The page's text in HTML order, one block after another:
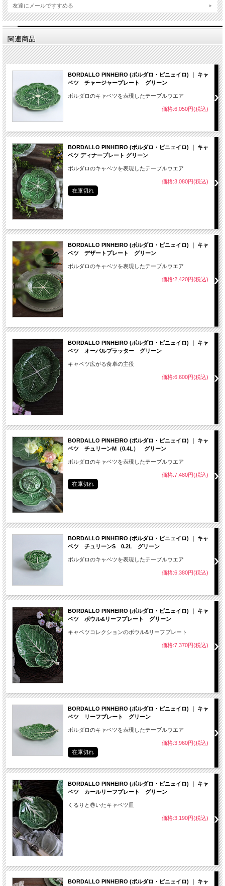
友達にメールですすめる
関連商品
BORDALLO PINHEIRO (ボルダロ・ピニェイロ) ｜ キャ
ベツ チャージャープレート グリーン
ボルダロのキャベツを表現したテーブルウエア
価格:6,050円(税込)
BORDALLO PINHEIRO (ボルダロ・ピニェイロ) ｜ キャ
ベツ ディナープレート グリーン
ボルダロのキャベツを表現したテーブルウエア
価格:3,080円(税込)
在庫切れ
BORDALLO PINHEIRO (ボルダロ・ピニェイロ) ｜ キャ
ベツ デザートプレート グリーン
ボルダロのキャベツを表現したテーブルウエア
価格:2,420円(税込)
BORDALLO PINHEIRO (ボルダロ・ピニェイロ) ｜ キャ
ベツ オーバルプラッター グリーン
キャベツ広がる食卓の主役
価格:6,600円(税込)
BORDALLO PINHEIRO (ボルダロ・ピニェイロ) ｜ キャ
ベツ チュリーンM（0.4L） グリーン
ボルダロのキャベツを表現したテーブルウエア
価格:7,480円(税込)
在庫切れ
BORDALLO PINHEIRO (ボルダロ・ピニェイロ) ｜ キャ
ベツ チュリーンS 0.2L グリーン
ボルダロのキャベツを表現したテーブルウエア
価格:6,380円(税込)
BORDALLO PINHEIRO (ボルダロ・ピニェイロ) ｜ キャ
ベツ ボウル&リーフプレート グリーン
キャベツコレクションのボウル&リーフプレート
価格:7,370円(税込)
BORDALLO PINHEIRO (ボルダロ・ピニェイロ) ｜ キャ
ベツ リーフプレート グリーン
ボルダロのキャベツを表現したテーブルウエア
価格:3,960円(税込)
在庫切れ
BORDALLO PINHEIRO (ボルダロ・ピニェイロ) ｜ キャ
ベツ カールリーフプレート グリーン
くるりと巻いたキャベツ皿
価格:3,190円(税込)
BORDALLO PINHEIRO (ボルダロ・ピニェイロ) ｜ キャ